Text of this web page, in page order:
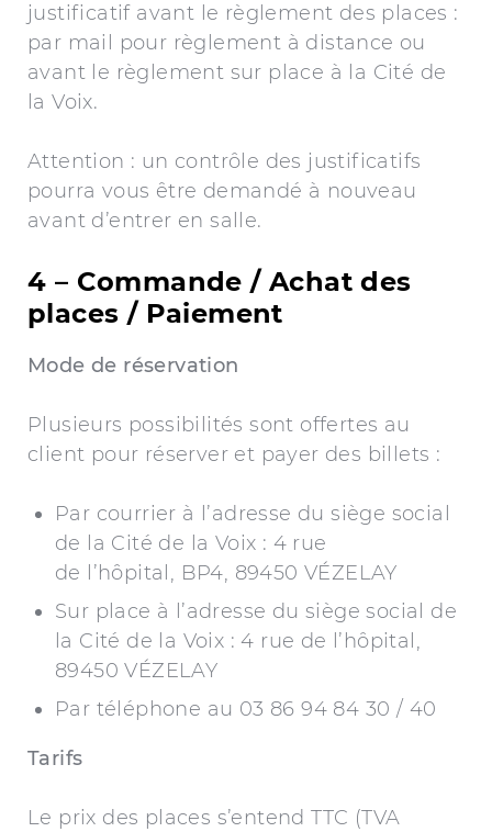
justificatif avant le règlement des places :
par mail pour règlement à distance ou
avant le règlement sur place à la Cité de
la Voix.
Attention : un contrôle des justificatifs
pourra vous être demandé à nouveau
avant d’entrer en salle.
4 – Commande / Achat des
places / Paiement
Mode de réservation
Plusieurs possibilités sont offertes au
client pour réserver et payer des billets :
Par courrier à l’adresse du siège social
de la Cité de la Voix : 4 rue
de l’hôpital, BP4, 89450 VÉZELAY
Sur place à l’adresse du siège social de
la Cité de la Voix : 4 rue de l’hôpital,
89450 VÉZELAY
Par téléphone au 03 86 94 84 30 / 40
Tarifs
Le prix des places s’entend TTC (TVA